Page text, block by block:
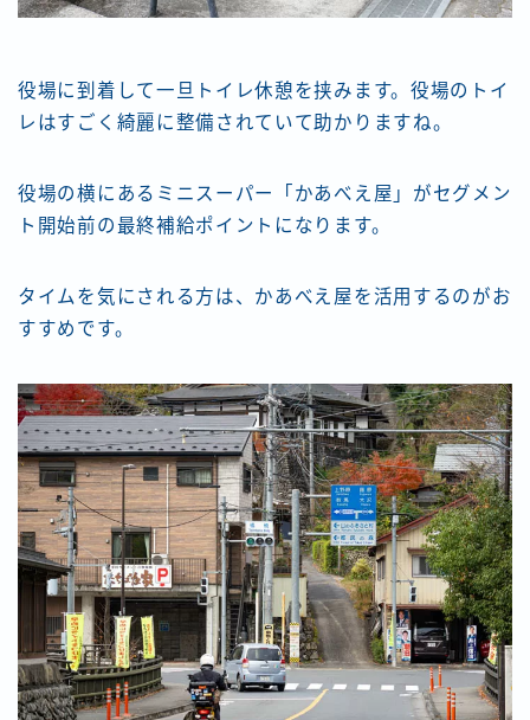
役場に到着して一旦トイレ休憩を挟みます。役場のトイ
レはすごく綺麗に整備されていて助かりますね。
役場の横にあるミニスーパー「かあべえ屋」がセグメン
ト開始前の最終補給ポイントになります。
タイムを気にされる方は、かあべえ屋を活用するのがお
すすめです。